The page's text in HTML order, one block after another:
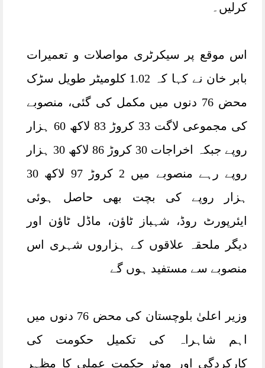
کرلیں۔
اس موقع پر سیکرٹری مواصلات و تعمیرات
بابر خان نے کہا کہ 1.02 کلومیٹر طویل سڑک
محض 76 دنوں میں مکمل کی گئی، منصوبے
کی مجموعی لاگت 33 کروڑ 83 لاکھ 60 ہزار
روپے جبکہ اخراجات 30 کروڑ 86 لاکھ 30 ہزار
روپے رہے منصوبے میں 2 کروڑ 97 لاکھ 30
ہزار روپے کی بچت بھی حاصل ہوئی
ایئرپورٹ روڈ، شہباز ٹاؤن، ماڈل ٹاؤن اور
دیگر ملحقہ علاقوں کے ہزاروں شہری اس
منصوبے سے مستفید ہوں گے
وزیر اعلیٰ بلوچستان کی محض 76 دنوں میں
اہم شاہراہ کی تکمیل حکومت کی
کارکردگی اور موثر حکمت عملی کا مظہر